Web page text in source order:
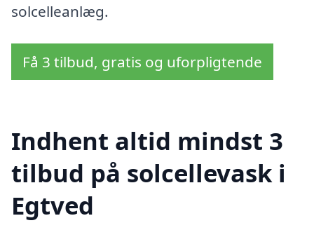
solcelleanlæg.
Få 3 tilbud, gratis og uforpligtende
Indhent altid mindst 3
tilbud på solcellevask i
Egtved